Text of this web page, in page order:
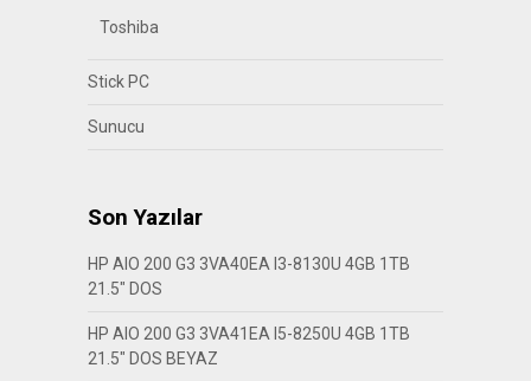
Toshiba
Stick PC
Sunucu
Son Yazılar
HP AIO 200 G3 3VA40EA I3-8130U 4GB 1TB
21.5″ DOS
HP AIO 200 G3 3VA41EA I5-8250U 4GB 1TB
21.5″ DOS BEYAZ